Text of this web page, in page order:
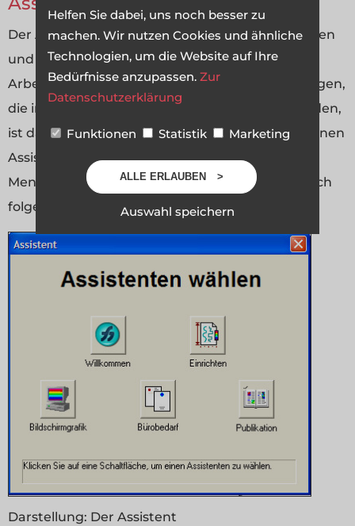
Der Assistent hilft beim Start von neuen Projekten
und vereinfacht nicht nur für Einsteiger den
Arbeitsablauf. Bei verschieden Aufgabenstellungen,
die in den folgenden Abschnitten erläutert werden,
ist das interaktive Dialogfenster behilflich. Um einen
Assistenten auszuwählen führen Sie den
Menübefehl Hilfe -> Assistenten aus. Es öffnet sich
folgendes Fenster:
Darstellung: Der Assistent
Helfen Sie dabei, uns noch besser zu
machen. Wir nutzen Cookies und ähnliche
Technologien, um die Website auf Ihre
Bedürfnisse anzupassen. Zur
Datenschutzerklärung
Funktionen Statistik Marketing
ALLE ERLAUBEN
Auswahl speichern